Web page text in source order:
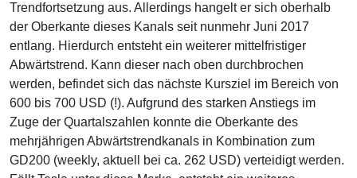
Trendfortsetzung aus. Allerdings hangelt er sich oberhalb
der Oberkante dieses Kanals seit nunmehr Juni 2017
entlang. Hierdurch entsteht ein weiterer mittelfristiger
Abwärtstrend. Kann dieser nach oben durchbrochen
werden, befindet sich das nächste Kursziel im Bereich von
600 bis 700 USD (!). Aufgrund des starken Anstiegs im
Zuge der Quartalszahlen konnte die Oberkante des
mehrjährigen Abwärtstrendkanals in Kombination zum
GD200 (weekly, aktuell bei ca. 262 USD) verteidigt werden.